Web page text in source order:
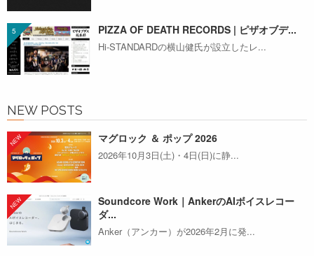
PIZZA OF DEATH RECORDS | ピザオブデ...
Hi-STANDARDの横山健氏が設立したレ...
NEW POSTS
マグロック ＆ ポップ 2026
2026年10月3日(土)・4日(日)に静...
Soundcore Work｜AnkerのAIボイスレコー
ダ...
Anker（アンカー）が2026年2月に発...